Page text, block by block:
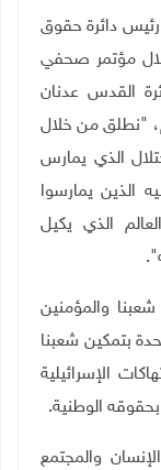
رئيس دائرة حقوق
مؤتمر صحفي
القدس عدنان
"نطلق من خلال
الذي يمارس
الذين يمارسوا
الذي يكيل
والمؤمنين
بتمكين شعبنا
الإسرائيلية
الوطنية.
والمجتمع